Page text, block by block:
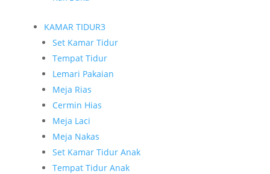
KAMAR TIDUR3
Set Kamar Tidur
Tempat Tidur
Lemari Pakaian
Meja Rias
Cermin Hias
Meja Laci
Meja Nakas
Set Kamar Tidur Anak
Tempat Tidur Anak